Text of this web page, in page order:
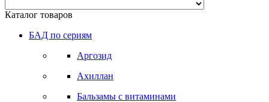
Каталог товаров
БАД по сериям
Аргозид
Ахиллан
Бальзамы с витаминами